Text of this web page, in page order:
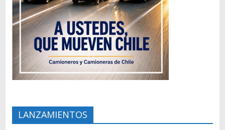
LANZAMIENTOS